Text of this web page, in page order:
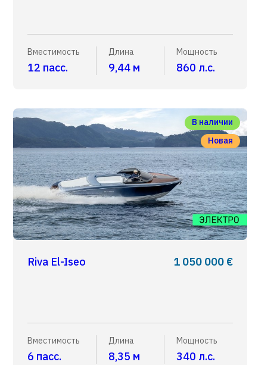
Вместимость
12 пасс.
Длина
9,44 м
Мощность
860 л.с.
В наличии
Новая
Riva El-Iseo 1 050 000 €
Вместимость
6 пасс.
Длина
8,35 м
Мощность
340 л.с.